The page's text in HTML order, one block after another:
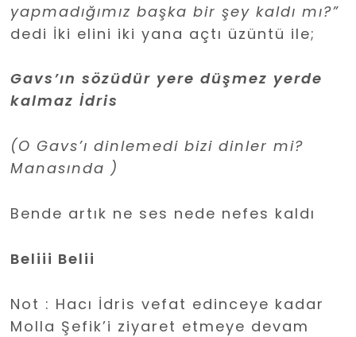
yapmadığımız başka bir şey kaldı mı?”
dedi İki elini iki yana açtı üzüntü ile;
Gavs’ın sözüdür yere düşmez yerde
kalmaz İdris
(O Gavs’ı dinlemedi bizi dinler mi?
Manasında )
Bende artık ne ses nede nefes kaldı
Beliii Belii
Not : Hacı İdris vefat edinceye kadar
Molla Şefik’i ziyaret etmeye devam